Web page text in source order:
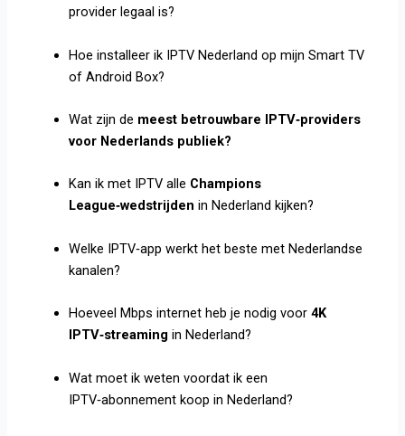
provider legaal is?
Hoe installeer ik IPTV Nederland op mijn Smart TV
of Android Box?
Wat zijn de meest betrouwbare IPTV‑providers
voor Nederlands publiek?
Kan ik met IPTV alle Champions
League‑wedstrijden in Nederland kijken?
Welke IPTV‑app werkt het beste met Nederlandse
kanalen?
Hoeveel Mbps internet heb je nodig voor4K
IPTV‑streaming in Nederland?
Wat moet ik weten voordat ik een
IPTV‑abonnement koop in Nederland?